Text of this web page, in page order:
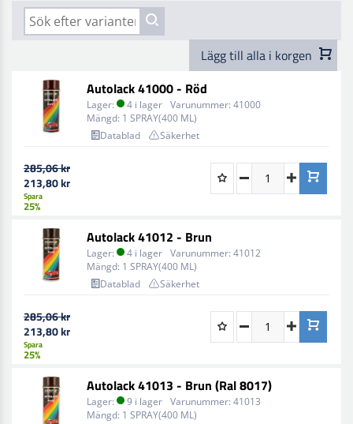
Lägg till alla i korgen
Autolack 41000 - Röd
Lager: 4 i lager Varunummer: 41000
Mängd: 1 SPRAY(400 ML)
Datablad
Säkerhet
285,06 kr
213,80 kr
Spara
25%
Autolack 41012 - Brun
Lager: 4 i lager Varunummer: 41012
Mängd: 1 SPRAY(400 ML)
Datablad
Säkerhet
285,06 kr
213,80 kr
Spara
25%
Autolack 41013 - Brun (Ral 8017)
Lager: 9 i lager Varunummer: 41013
Mängd: 1 SPRAY(400 ML)